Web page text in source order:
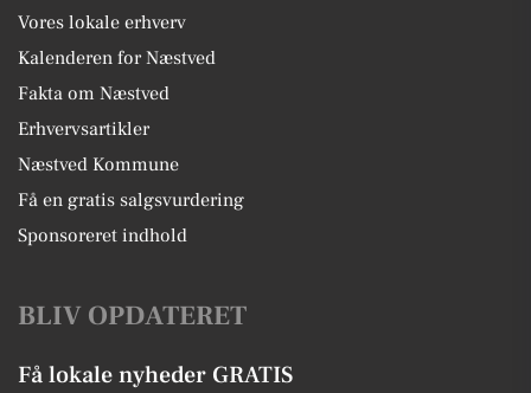
Vores lokale erhverv
Kalenderen for Næstved
Fakta om Næstved
Erhvervsartikler
Næstved Kommune
Få en gratis salgsvurdering
Sponsoreret indhold
BLIV OPDATERET
Få lokale nyheder GRATIS